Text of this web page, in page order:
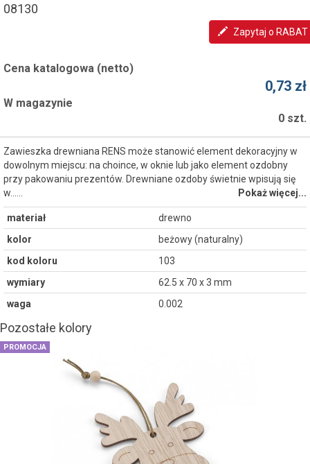
08130
Zapytaj o RABAT
Cena katalogowa (netto)
0,73 zł
W magazynie
0 szt.
Zawieszka drewniana RENS może stanowić element dekoracyjny w
dowolnym miejscu: na choince, w oknie lub jako element ozdobny
przy pakowaniu prezentów. Drewniane ozdoby świetnie wpisują się
w...…
Pokaż więcej...
materiał
drewno
kolor
beżowy (naturalny)
kod koloru
103
wymiary
62.5 x 70 x 3 mm
waga
0.002
Pozostałe kolory
PROMOCJA